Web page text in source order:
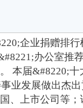
企业捐赠排
办公室推
本届&#8220;
业发展做出杰
、上市公司等